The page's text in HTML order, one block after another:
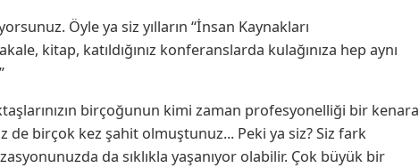
Öyle ya siz yılların “İnsan Kaynakları
kitap, katıldığınız konferanslarda kulağınıza hep aynı
birçoğunun kimi zaman profesyonelliği bir kenara
de birçok kez şahit olmuştunuz... Peki ya siz? Siz fark
da sıklıkla yaşanıyor olabilir. Çok büyük bir